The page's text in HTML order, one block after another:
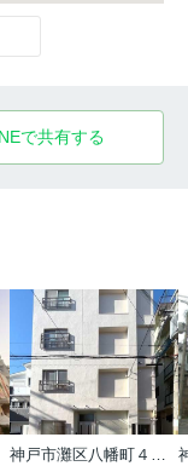
で共有する